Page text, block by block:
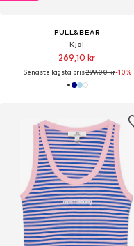
PULL&BEAR
Kjol
269,10 kr
Senaste lägsta pris:299,00 kr-10%